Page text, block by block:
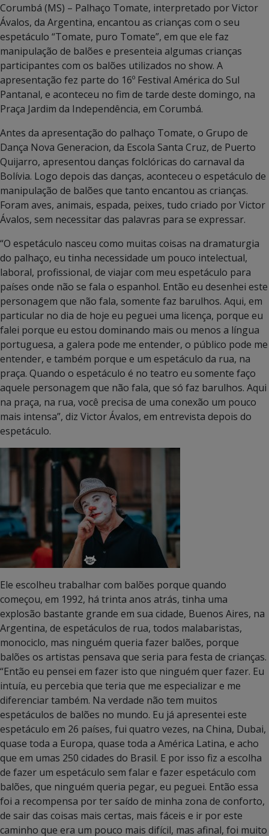
Corumbá (MS) – Palhaço Tomate, interpretado por Victor
Ávalos, da Argentina, encantou as crianças com o seu
espetáculo “Tomate, puro Tomate”, em que ele faz
manipulação de balões e presenteia algumas crianças
participantes com os balões utilizados no show. A
apresentação fez parte do 16º Festival América do Sul
Pantanal, e aconteceu no fim de tarde deste domingo, na
Praça Jardim da Independência, em Corumbá.
Antes da apresentação do palhaço Tomate, o Grupo de
Dança Nova Generacion, da Escola Santa Cruz, de Puerto
Quijarro, apresentou danças folclóricas do carnaval da
Bolívia. Logo depois das danças, aconteceu o espetáculo de
manipulação de balões que tanto encantou as crianças.
Foram aves, animais, espada, peixes, tudo criado por Victor
Ávalos, sem necessitar das palavras para se expressar.
“O espetáculo nasceu como muitas coisas na dramaturgia
do palhaço, eu tinha necessidade um pouco intelectual,
laboral, profissional, de viajar com meu espetáculo para
países onde não se fala o espanhol. Então eu desenhei este
personagem que não fala, somente faz barulhos. Aqui, em
particular no dia de hoje eu peguei uma licença, porque eu
falei porque eu estou dominando mais ou menos a língua
portuguesa, a galera pode me entender, o público pode me
entender, e também porque e um espetáculo da rua, na
praça. Quando o espetáculo é no teatro eu somente faço
aquele personagem que não fala, que só faz barulhos. Aqui
na praça, na rua, você precisa de uma conexão um pouco
mais intensa”, diz Victor Ávalos, em entrevista depois do
espetáculo.
Ele escolheu trabalhar com balões porque quando
começou, em 1992, há trinta anos atrás, tinha uma
explosão bastante grande em sua cidade, Buenos Aires, na
Argentina, de espetáculos de rua, todos malabaristas,
monociclo, mas ninguém queria fazer balões, porque
balões os artistas pensava que seria para festa de crianças.
“Então eu pensei em fazer isto que ninguém quer fazer. Eu
intuía, eu percebia que teria que me especializar e me
diferenciar também. Na verdade não tem muitos
espetáculos de balões no mundo. Eu já apresentei este
espetáculo em 26 países, fui quatro vezes, na China, Dubai,
quase toda a Europa, quase toda a América Latina, e acho
que em umas 250 cidades do Brasil. E por isso fiz a escolha
de fazer um espetáculo sem falar e fazer espetáculo com
balões, que ninguém queria pegar, eu peguei. Então essa
foi a recompensa por ter saído de minha zona de conforto,
de sair das coisas mais certas, mais fáceis e ir por este
caminho que era um pouco mais difícil, mas afinal, foi muito